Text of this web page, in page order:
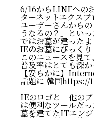
6/16からLINEへの
ターネットエクス
ユーザーさんから
うなるの？」とい
ではお墓が建った
IEのお墓にびっくり
このニュースを見
普及率はとても深
【安らかに】
話題に 韓国https://
IEのロゴと「他の
は便利なツールだ
墓を建てたITエン